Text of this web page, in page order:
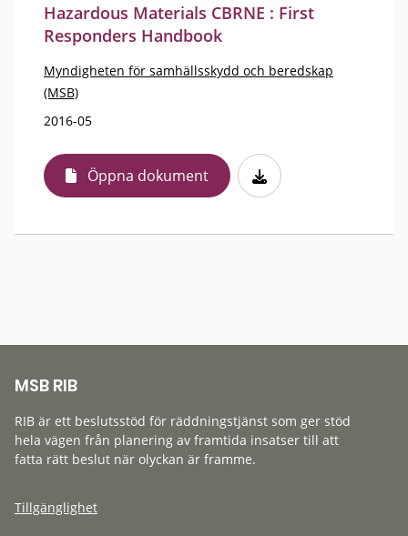
Hazardous Materials CBRNE : First
Responders Handbook
Myndigheten för samhällsskydd och beredskap
(MSB)
2016-05
Öppna dokument
MSB RIB
RIB är ett beslutsstöd för räddningstjänst som ger stöd
hela vägen från planering av framtida insatser till att
fatta rätt beslut när olyckan är framme.
Tillgänglighet